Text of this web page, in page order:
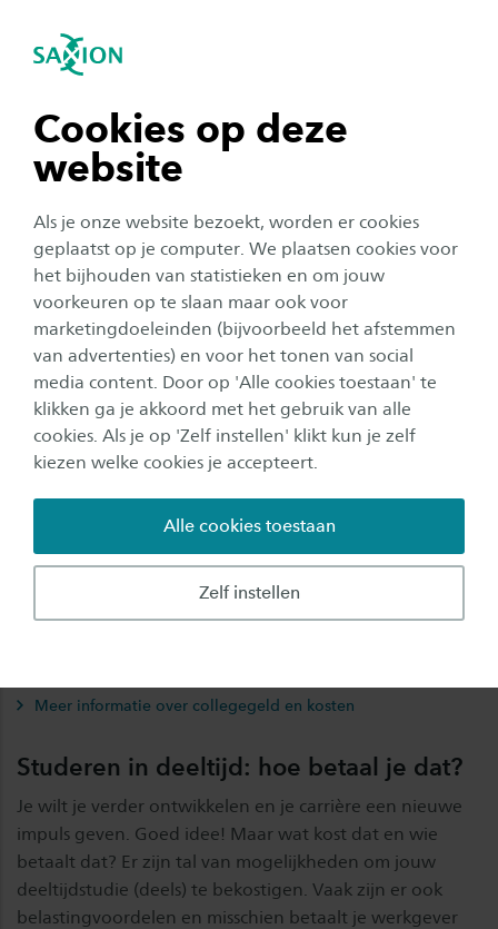
Cookies op deze
website
Als je onze website bezoekt, worden er cookies
geplaatst op je computer. We plaatsen cookies voor
het bijhouden van statistieken en om jouw
voorkeuren op te slaan maar ook voor
marketingdoeleinden (bijvoorbeeld het afstemmen
van advertenties) en voor het tonen van social
media content. Door op 'Alle cookies toestaan' te
klikken ga je akkoord met het gebruik van alle
cookies. Als je op 'Zelf instellen' klikt kun je zelf
kiezen welke cookies je accepteert.
Zelf instellen
Alle cookies toestaan
Navigatie openen
tonen
tonen
tonen
tonen
sluiten
Bedrijfskunde
Subnavigatie tonen
Kosten
Voor een opleiding bij Saxion moet je wettelijk
collegegeld of instellingscollegegeld betalen.
Het standaard wettelijk collegegeld voor 2025-
2026 voor de hbo-opleiding Bedrijfskunde
deeltijd bedraagt € 2.601.
Studiejaar 2025-2026
Wettelijk collegegeld € 2.601
Extra kosten
Naast het collegegeld is het belangrijk rekening te
voor bijvoorbeeld boeken en softwarepakketten.
Een goede laptop of tablet is ook noodzakelijk, omdat
we met een online leeromgeving werken, waar je zowel
Meer informatie over collegegeld en kosten
Studeren in deeltijd: hoe betaal je dat?
Je wilt je verder ontwikkelen en je carrière een nieuwe
impuls geven. Goed idee! Maar wat kost dat en wie
betaalt dat? Er zijn tal van mogelijkheden om jouw
deeltijdstudie (deels) te bekostigen. Vaak zijn er ook
belastingvoordelen en misschien betaalt je werkgever